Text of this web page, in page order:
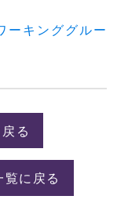
ーキンググルー
る
に戻る